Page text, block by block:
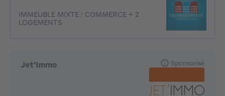
IMMEUBLE MIXTE : COMMERCE + 2
LOGEMENTS
Jet'Immo Sponsorisé